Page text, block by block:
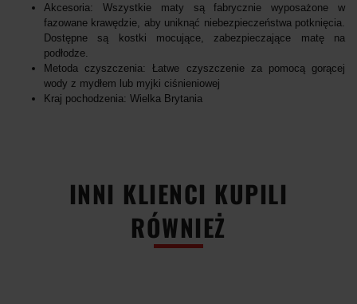
Akcesoria: Wszystkie maty są fabrycznie wyposażone w
fazowane krawędzie, aby uniknąć niebezpieczeństwa potknięcia.
Dostępne są kostki mocujące, zabezpieczające matę na
podłodze.
Metoda czyszczenia: Łatwe czyszczenie za pomocą gorącej
wody z mydłem lub myjki ciśnieniowej
Kraj pochodzenia: Wielka Brytania
INNI KLIENCI KUPILI
RÓWNIEŻ